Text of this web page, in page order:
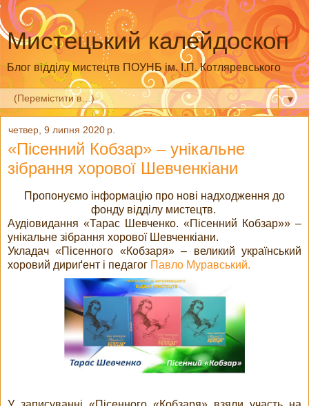
Мистецький калейдоскоп
Блог відділу мистецтв ПОУНБ ім. І.П. Котляревського
▼
четвер, 9 липня 2020 р.
«Пісенний Кобзар» – унікальне
зібрання хорової Шевченкіани
Пропонуємо інформацію про нові надходження до
фонду відділу мистецтв.
Аудіовидання «Тарас Шевченко. «Пісенний Кобзар»» –
унікальне зібрання хорової Шевченкіани.
Укладач «Пісенного «Кобзаря» – великий український
хоровий дириґент і педагог Павло Муравський.